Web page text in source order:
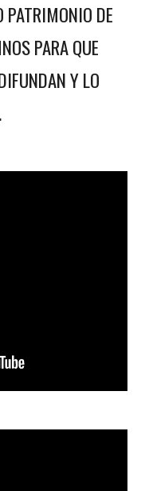
PATRIMONIO DE
PARA QUE
Y LO